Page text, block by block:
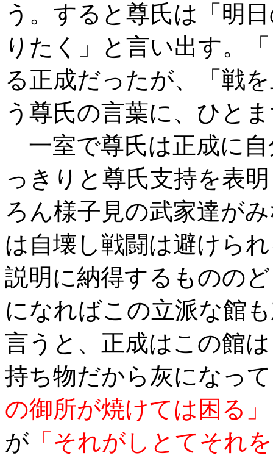
う。すると尊氏は「明
りたく」と言い出す。
る正成だったが、「戦
う尊氏の言葉に、ひと
一室で尊氏は正成に
っきりと尊氏支持を表
ろん様子見の武家達が
は自壊し戦闘は避けら
説明に納得するものの
になればこの立派な館
言うと、正成はこの館
持ち物だから灰になっ
の御所が焼けては困る」
が 「それがしとてそれ